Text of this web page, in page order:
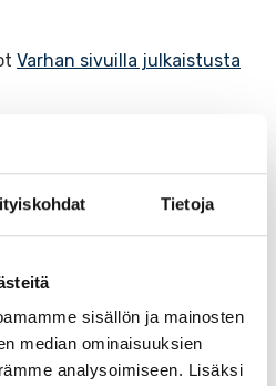
Tietoja
sisällön ja mainosten
median ominaisuuksien
analysoimiseen. Lisäksi
Varhan sivuilla julkaistusta
varha